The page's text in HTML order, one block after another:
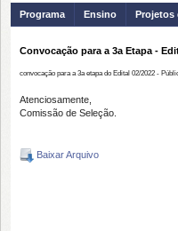
Programa Ensino Projetos
Convocação para a 3a Etapa -
convocação para a 3a etapa do Edital 02/2022 -
Atenciosamente,
Comissão de Seleção.
Baixar Arquivo